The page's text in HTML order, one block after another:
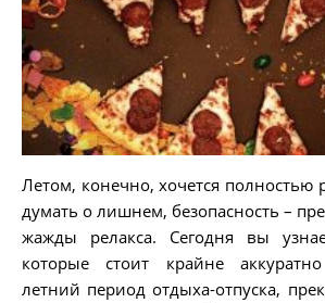
Летом, конечно, хочется полностью
думать о лишнем, безопасность –
жажды релакса. Сегодня вы
которые стоит крайне
летний период отдыха-отпуска,